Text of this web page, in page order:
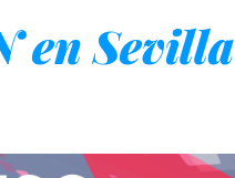
en Sevilla